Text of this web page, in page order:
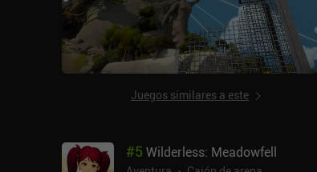
Juegos similares a este
#5 Wilderless: Meadowfell